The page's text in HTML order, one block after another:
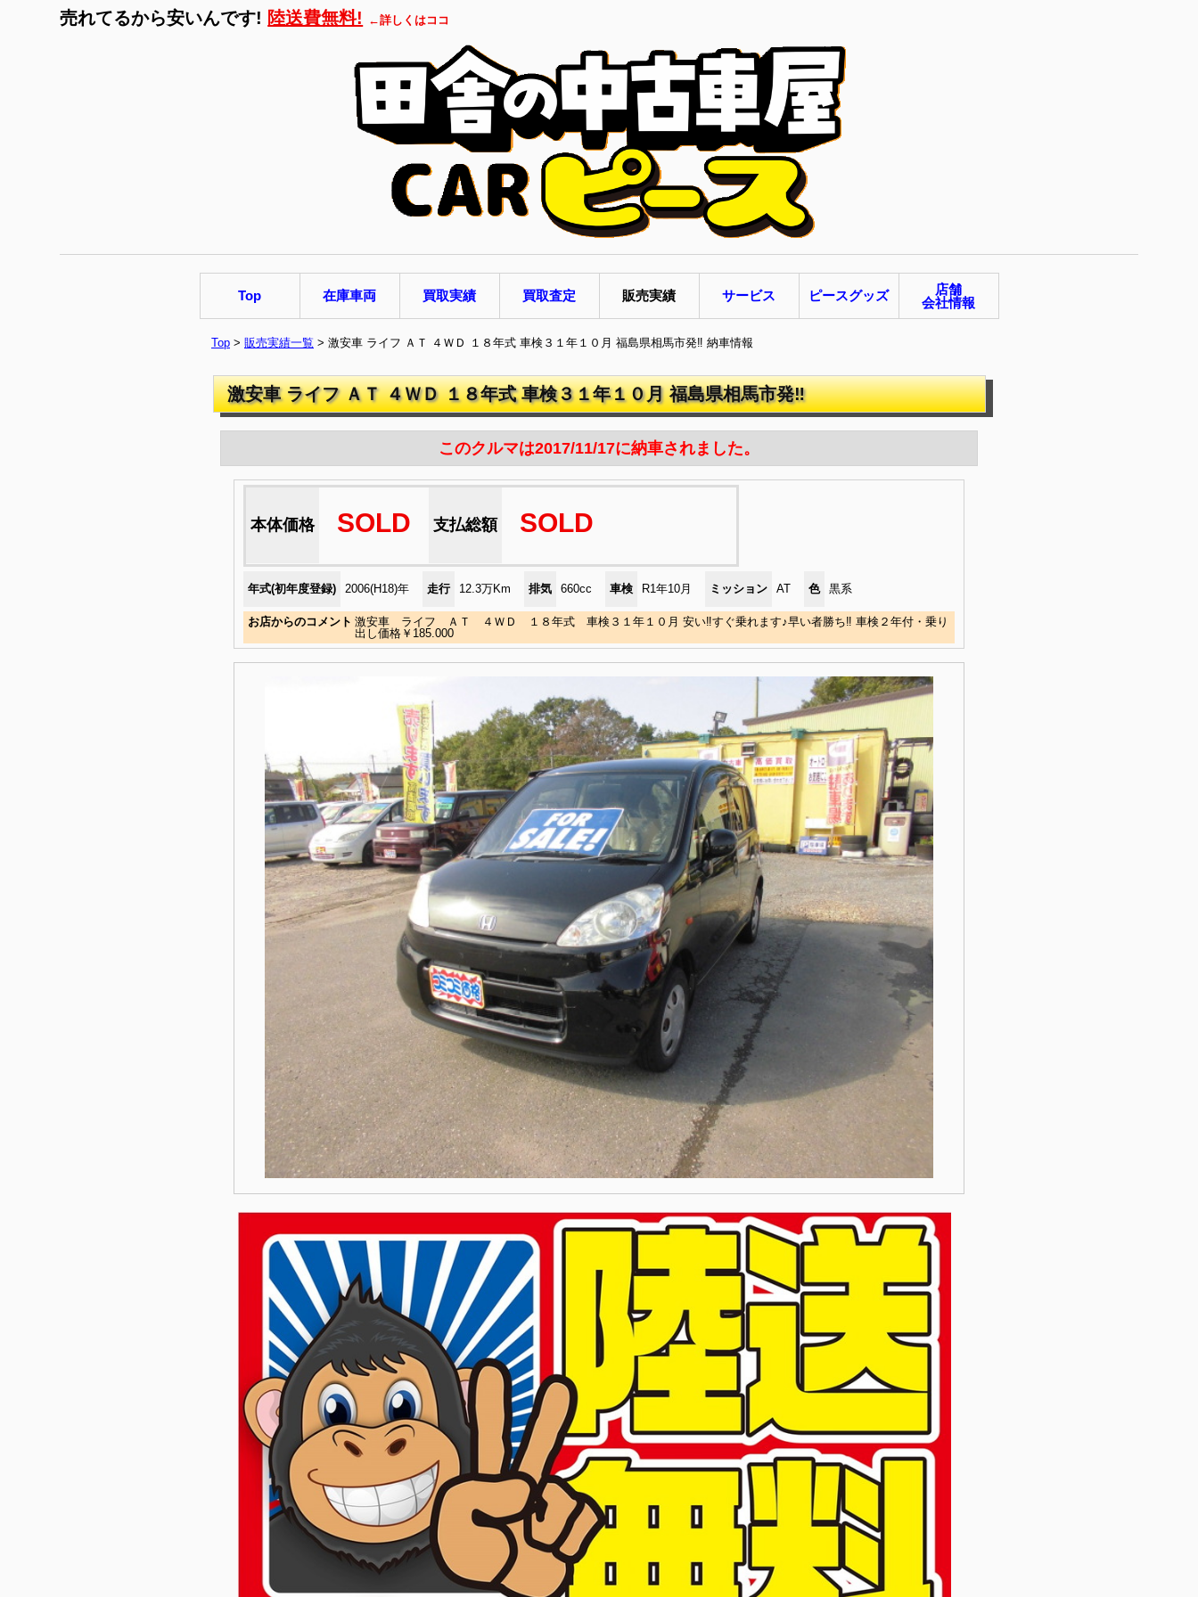
売れてるから安いんです! 陸送費無料! ←詳しくはココ
Top 在庫車両 買取実績 買取査定 販売実績 サービス ピースグッズ
店舗
会社情報
Top > 販売実績一覧 > 激安車 ライフ ＡＴ ４ＷＤ １８年式 車検３１年１０月 福島県相馬市発‼ 納車情報
激安車 ライフ ＡＴ ４ＷＤ １８年式 車検３１年１０月 福島県相馬市発‼
このクルマは2017/11/17に納車されました。
本体価格 SOLD 支払総額 SOLD
年式(初年度登録) 2006(H18)年 走行 12.3万Km 排気 660cc 車検 R1年10月 ミッション AT 色 黒系
お店からのコメント 激安車 ライフ ＡＴ ４ＷＤ １８年式 車検３１年１０月 安い‼すぐ乗れます♪早い者勝ち‼ 車検２年付・乗り
出し価格￥185.000